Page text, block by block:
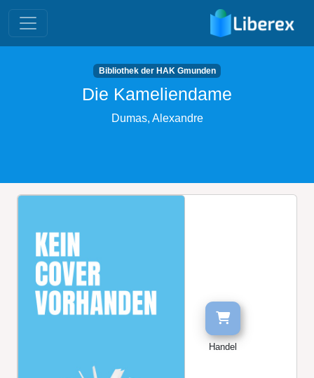
Bibliothek der HAK Gmunden
Die Kameliendame
Dumas, Alexandre
Handel